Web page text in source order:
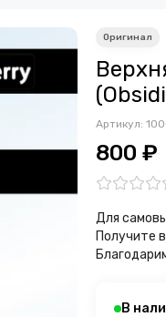
Артикул:
800 ₽
Для
Получите
В